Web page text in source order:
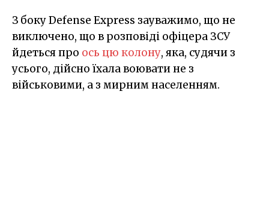
З боку Defense Express зауважимо, що не
виключено, що в розповіді офіцера ЗСУ
йдеться про ось цю колону, яка, судячи з
усього, дійсно їхала воювати не з
військовими, а з мирним населенням.